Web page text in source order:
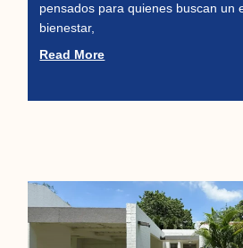
pensados para quienes buscan un
bienestar,
Read More